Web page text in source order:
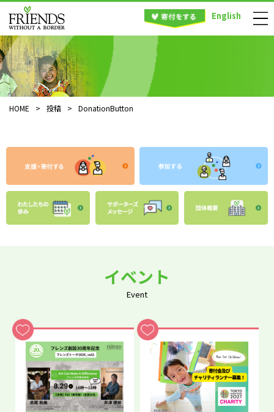
English
HOME > 投稿 > DonationButton
イベント
Event